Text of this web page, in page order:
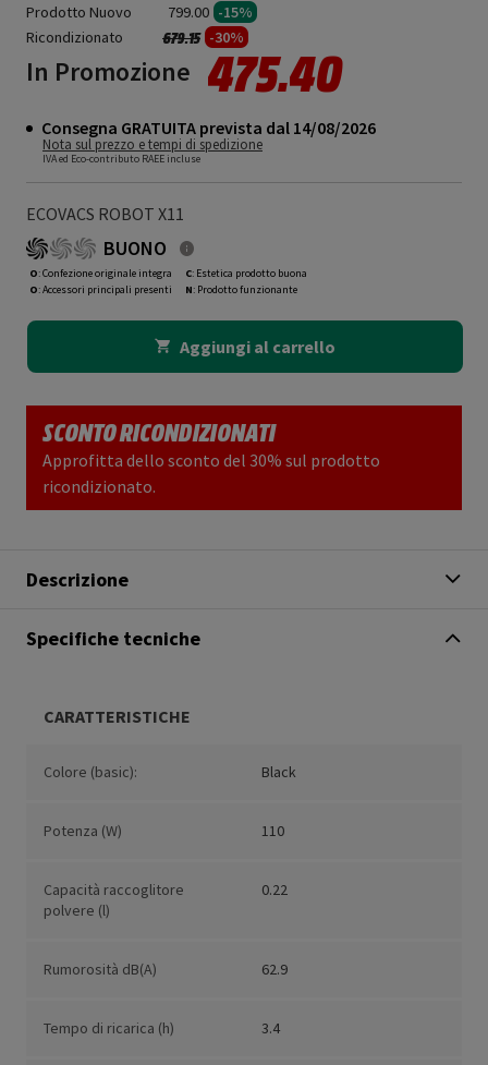
Prodotto Nuovo 799.00 -15%
Ricondizionato
Prezzo ridotto da
679.15a -30%
In Promozione 475.40
Consegna GRATUITA prevista dal 14/08/2026
Nota sul prezzo e tempi di spedizione
IVA ed Eco-contributo RAEE incluse
ECOVACS ROBOT X11
BUONO
O: Confezione originale integra
O: Accessori principali presenti
C: Estetica prodotto buona
N: Prodotto funzionante
Aggiungi al carrello
SCONTO RICONDIZIONATI
Approfitta dello sconto del 30% sul prodotto
ricondizionato.
Descrizione
Specifiche tecniche
CARATTERISTICHE
Colore (basic): Black
Potenza (W) 110
Capacità raccoglitore
polvere (l)
0.22
Rumorosità dB(A) 62.9
Tempo di ricarica (h) 3.4